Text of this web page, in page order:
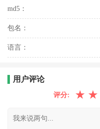
md5：
包名：
语言：
用户评论
评分: ★ ★